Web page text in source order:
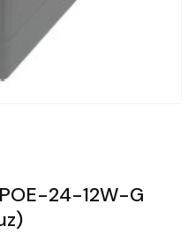
24-12W-G